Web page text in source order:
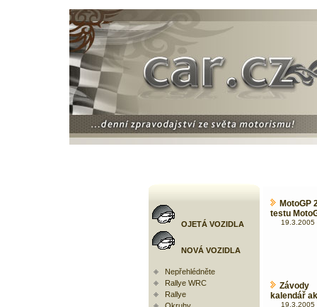
OJETÁ VOZIDLA
NOVÁ VOZIDLA
Nepřehlédněte
Rallye WRC
Rallye
MotoGP
testu
19.3.2005
Závody
kalendář
19.3.2005